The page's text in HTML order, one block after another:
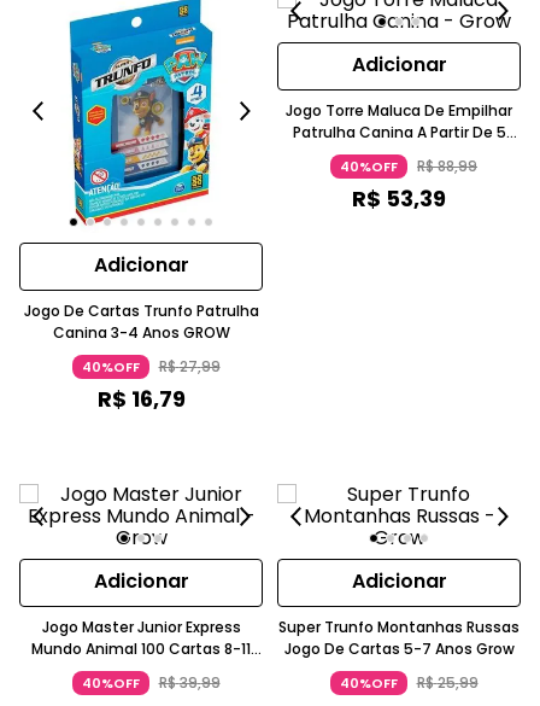
Adicionar
Jogo De Cartas Trunfo Patrulha
Canina 3-4 Anos GROW
40%OFF R$27,99
R$ 16,79
Adicionar
Jogo Torre Maluca De Empilhar
Patrulha Canina A Partir De 5
Anos GROW
40%OFF R$88,99
R$ 53,39
Adicionar
Jogo Master Junior Express
Mundo Animal 100 Cartas 8-11
Anos GROW
40%OFF R$39,99
Adicionar
Super Trunfo Montanhas Russas
Jogo De Cartas 5-7 Anos Grow
40%OFF R$25,99